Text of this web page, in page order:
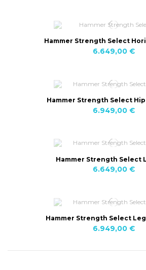
Hammer Strength Select
6.649,00 €
Hammer Strength Select
6.949,00 €
Hammer Strength Select
6.649,00 €
Hammer Strength Select
6.949,00 €